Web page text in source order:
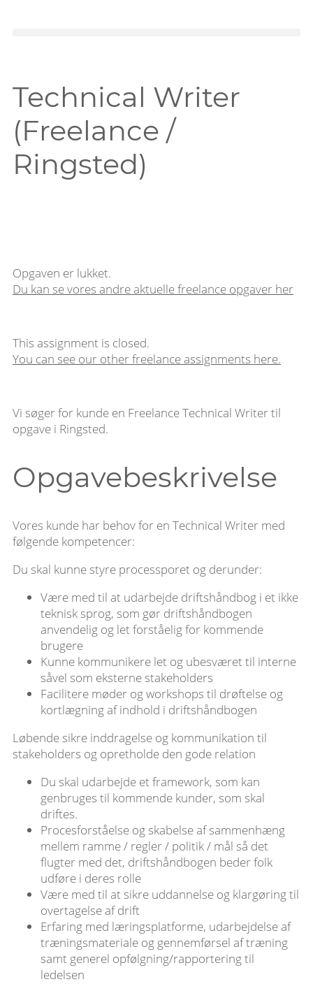
Technical Writer
(Freelance /
Ringsted)
Opgaven er lukket.
Du kan se vores andre aktuelle freelance opgaver her
This assignment is closed.
You can see our other freelance assignments here.
Vi søger for kunde en Freelance Technical Writer til
opgave i Ringsted.
Opgavebeskrivelse
Vores kunde har behov for en Technical Writer med
følgende kompetencer:
Du skal kunne styre processporet og derunder:
Være med til at udarbejde driftshåndbog i et ikke
teknisk sprog, som gør driftshåndbogen
anvendelig og let forståelig for kommende
brugere
Kunne kommunikere let og ubesværet til interne
såvel som eksterne stakeholders
Facilitere møder og workshops til drøftelse og
kortlægning af indhold i driftshåndbogen
Løbende sikre inddragelse og kommunikation til
stakeholders og opretholde den gode relation
Du skal udarbejde et framework, som kan
genbruges til kommende kunder, som skal
driftes.
Procesforståelse og skabelse af sammenhæng
mellem ramme / regler / politik / mål så det
flugter med det, driftshåndbogen beder folk
udføre i deres rolle
Være med til at sikre uddannelse og klargøring til
overtagelse af drift
Erfaring med læringsplatforme, udarbejdelse af
træningsmateriale og gennemførsel af træning
samt generel opfølgning/rapportering til
ledelsen